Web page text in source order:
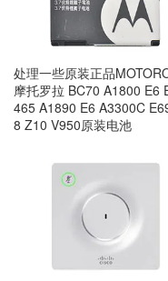
处理一些原装正品
摩托罗拉 BC70 A1800 E6
465 A1890 E6 A3300C
8 Z10 V950原装电池